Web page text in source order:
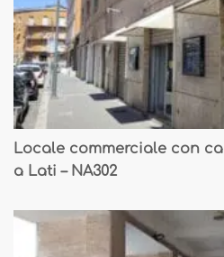
Locale commerciale con
a Lati – NA302